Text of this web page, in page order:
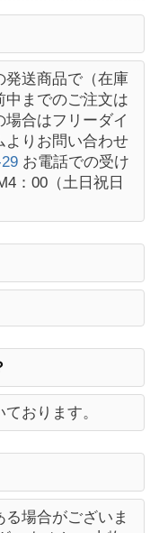
発送商品で（在庫
中までのご注文は
合はフリーダイ
よりお問い合わせ
お電話での受け
：00（土日祝日
おります。
場合がございま